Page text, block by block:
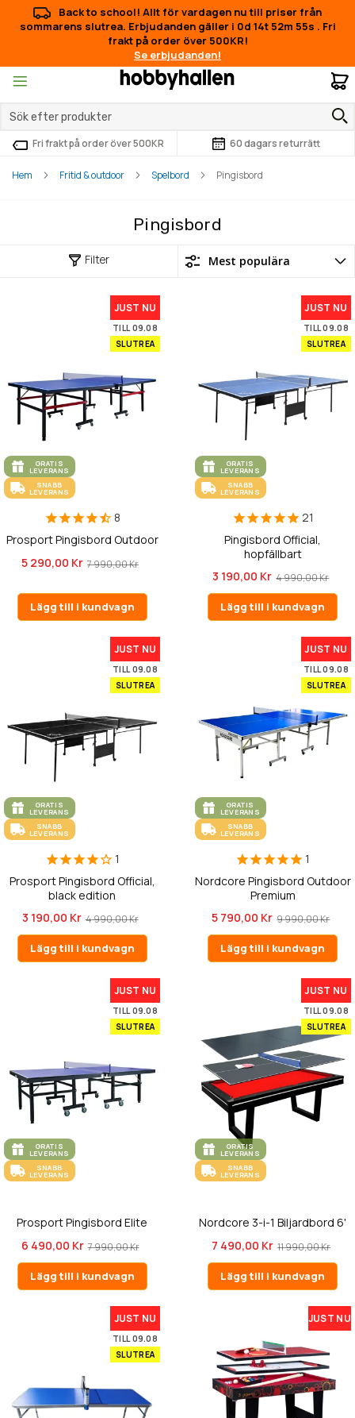
Back to school! Allt för vardagen nu till priser från
sommarens slutrea. Erbjudanden gäller i 0d 14t 52m 54s . Fri
frakt på order över 500KR!
Se erbjudanden!
Fri frakt på order över 500KR 60 dagars returrätt
Hem Fritid & outdoor Spelbord Pingisbord
Pingisbord
Filter
JUST NU
TILL 09.08
SLUTREA
GRATIS
LEVERANS
SNABB
LEVERANS
8
Prosport Pingisbord Outdoor
5 290,00 Kr 7 990,00 Kr
Lägg till i kundvagn
JUST NU
TILL 09.08
SLUTREA
GRATIS
LEVERANS
SNABB
LEVERANS
21
Pingisbord Official,
hopfällbart
3 190,00 Kr 4 990,00 Kr
Lägg till i kundvagn
JUST NU
TILL 09.08
SLUTREA
GRATIS
LEVERANS
SNABB
LEVERANS
1
Prosport Pingisbord Official,
black edition
3 190,00 Kr 4 990,00 Kr
Lägg till i kundvagn
JUST NU
TILL 09.08
SLUTREA
GRATIS
LEVERANS
SNABB
LEVERANS
1
Nordcore Pingisbord Outdoor
Premium
5 790,00 Kr 9 990,00 Kr
Lägg till i kundvagn
JUST NU
TILL 09.08
SLUTREA
GRATIS
LEVERANS
SNABB
LEVERANS
Prosport Pingisbord Elite
6 490,00 Kr 7 990,00 Kr
Lägg till i kundvagn
JUST NU
TILL 09.08
SLUTREA
GRATIS
LEVERANS
SNABB
LEVERANS
Nordcore 3-i-1 Biljardbord 6'
7 490,00 Kr 11 990,00 Kr
Lägg till i kundvagn
JUST NU
TILL 09.08
SLUTREA
JUST NU